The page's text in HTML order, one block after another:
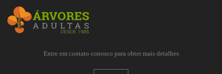
Entre em contato conosco para obter mais detalhes